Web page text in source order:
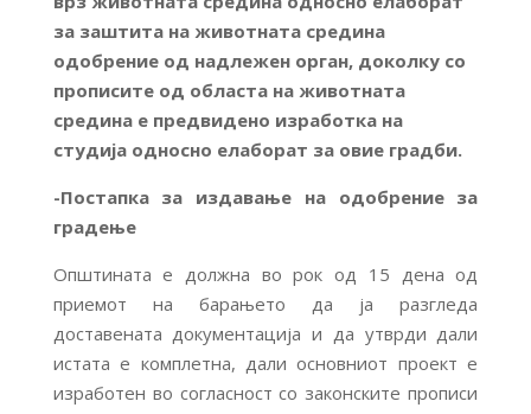
за заштита на животната средина
одобрение од надлежен орган, доколку со
прописите од областа на животната
средина е предвидено изработка на
студија односно елаборат за овие градби.
-Постапка за издавање на одобрение за
градење
Општината е должна во рок од 15 дена од
приемот на барањето да ја разгледа
доставената документација и да утврди дали
истата е комплетна, дали основниот проект е
изработен во согласност со законските прописи